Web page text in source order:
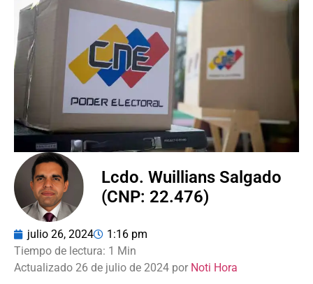
Lcdo. Wuillians Salgado
(CNP: 22.476)
julio 26, 2024 1:16 pm
Actualizado 26 de julio de 2024 por Noti Hora